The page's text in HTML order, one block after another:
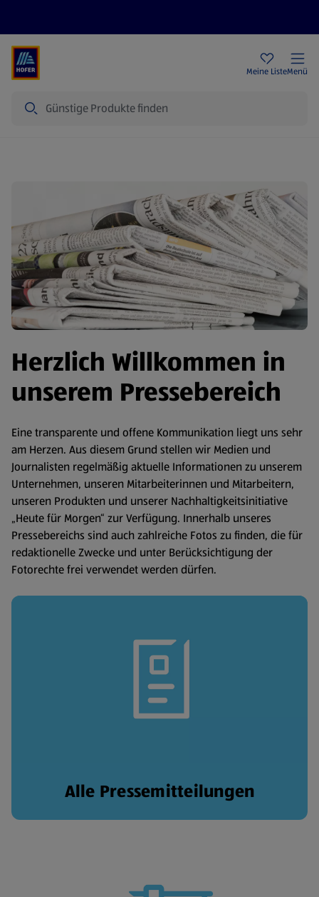
Meine ListeMenü
Herzlich Willkommen in
unserem Pressebereich
Eine transparente und offene Kommunikation liegt uns sehr
am Herzen. Aus diesem Grund stellen wir Medien und
Journalisten regelmäßig aktuelle Informationen zu unserem
Unternehmen, unseren Mitarbeiterinnen und Mitarbeitern,
unseren Produkten und unserer Nachhaltigkeitsinitiative
„Heute für Morgen“ zur Verfügung. Innerhalb unseres
Pressebereichs sind auch zahlreiche Fotos zu finden, die für
redaktionelle Zwecke und unter Berücksichtigung der
Fotorechte frei verwendet werden dürfen.
Alle Pressemitteilungen